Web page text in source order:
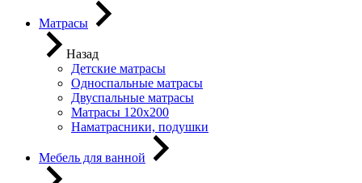
Матрасы
Назад
Детские матрасы
Односпальные матрасы
Двуспальные матрасы
Матрасы 120х200
Наматрасники, подушки
Мебель для ванной